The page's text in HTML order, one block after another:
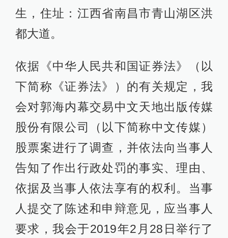
生，住址：江西省南昌市青山湖区洪
都大道。
依据《中华人民共和国证券法》（以
下简称《证券法》）的有关规定，我
会对郭海内幕交易中文天地出版传媒
股份有限公司（以下简称中文传媒）
股票案进行了调查，并依法向当事人
告知了作出行政处罚的事实、理由、
依据及当事人依法享有的权利。当事
人提交了陈述和申辩意见，应当事人
要求，我会于2019年2月28日举行了